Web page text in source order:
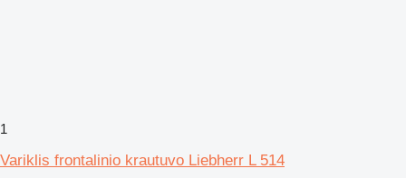
1
Variklis frontalinio krautuvo Liebherr L 514